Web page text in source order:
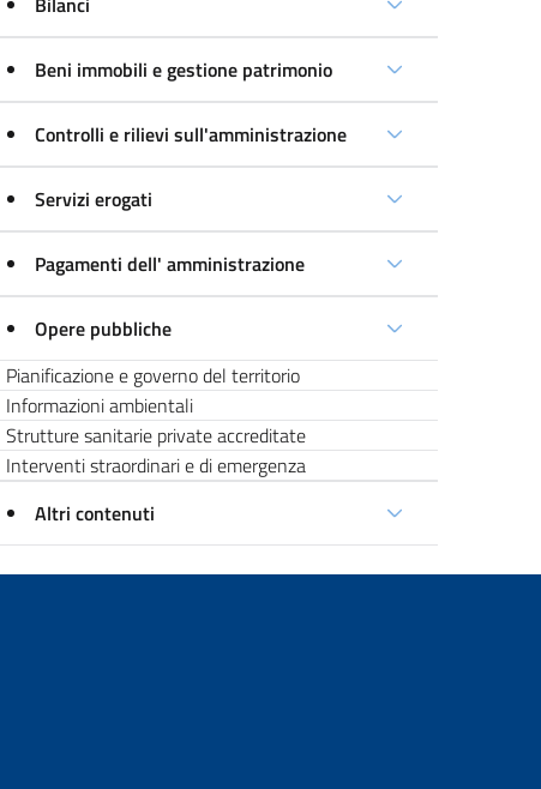
Beni immobili e gestione patrimonio
Controlli e rilievi sull'amministrazione
Servizi erogati
Pagamenti dell' amministrazione
Opere pubbliche
Pianificazione e governo del territorio
Informazioni ambientali
Strutture sanitarie private accreditate
Interventi straordinari e di emergenza
Altri contenuti